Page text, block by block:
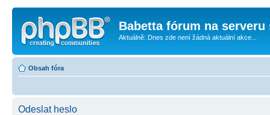
Babetta fórum na serveru
Aktuálně: Dnes zde není žádná aktuální akce...
Obsah fóra
Odeslat heslo